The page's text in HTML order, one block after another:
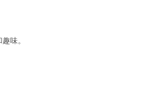
味。